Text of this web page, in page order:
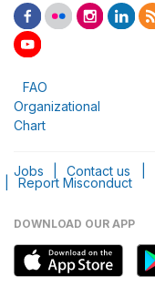
FAO
Organizational
Chart
Jobs Contact us
Report Misconduct
DOWNLOAD OUR APP